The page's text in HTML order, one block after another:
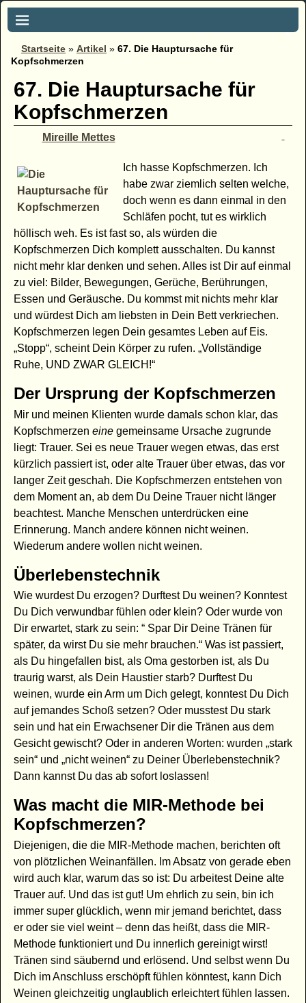
Startseite » Artikel » 67. Die Hauptursache für
Kopfschmerzen
67. Die Hauptursache für
Kopfschmerzen
Mireille Mettes
Ich hasse Kopfschmerzen. Ich
habe zwar ziemlich selten welche,
doch wenn es dann einmal in den
Schläfen pocht, tut es wirklich
höllisch weh. Es ist fast so, als würden die
Kopfschmerzen Dich komplett ausschalten. Du kannst
nicht mehr klar denken und sehen. Alles ist Dir auf einmal
zu viel: Bilder, Bewegungen, Gerüche, Berührungen,
Essen und Geräusche. Du kommst mit nichts mehr klar
und würdest Dich am liebsten in Dein Bett verkriechen.
Kopfschmerzen legen Dein gesamtes Leben auf Eis.
„Stopp“, scheint Dein Körper zu rufen. „Vollständige
Ruhe, UND ZWAR GLEICH!“
Der Ursprung der Kopfschmerzen
Mir und meinen Klienten wurde damals schon klar, das
Kopfschmerzen eine gemeinsame Ursache zugrunde
liegt: Trauer. Sei es neue Trauer wegen etwas, das erst
kürzlich passiert ist, oder alte Trauer über etwas, das vor
langer Zeit geschah. Die Kopfschmerzen entstehen von
dem Moment an, ab dem Du Deine Trauer nicht länger
beachtest. Manche Menschen unterdrücken eine
Erinnerung. Manch andere können nicht weinen.
Wiederum andere wollen nicht weinen.
Überlebenstechnik
Wie wurdest Du erzogen? Durftest Du weinen? Konntest
Du Dich verwundbar fühlen oder klein? Oder wurde von
Dir erwartet, stark zu sein: “ Spar Dir Deine Tränen für
später, da wirst Du sie mehr brauchen.“ Was ist passiert,
als Du hingefallen bist, als Oma gestorben ist, als Du
traurig warst, als Dein Haustier starb? Durftest Du
weinen, wurde ein Arm um Dich gelegt, konntest Du Dich
auf jemandes Schoß setzen? Oder musstest Du stark
sein und hat ein Erwachsener Dir die Tränen aus dem
Gesicht gewischt? Oder in anderen Worten: wurden „stark
sein“ und „nicht weinen“ zu Deiner Überlebenstechnik?
Dann kannst Du das ab sofort loslassen!
Was macht die MIR-Methode bei
Kopfschmerzen?
Diejenigen, die die MIR-Methode machen, berichten oft
von plötzlichen Weinanfällen. Im Absatz von gerade eben
wird auch klar, warum das so ist: Du arbeitest Deine alte
Trauer auf. Und das ist gut! Um ehrlich zu sein, bin ich
immer super glücklich, wenn mir jemand berichtet, dass
er oder sie viel weint – denn das heißt, dass die MIR-
Methode funktioniert und Du innerlich gereinigt wirst!
Tränen sind säubernd und erlösend. Und selbst wenn Du
Dich im Anschluss erschöpft fühlen könntest, kann Dich
Weinen gleichzeitig unglaublich erleichtert fühlen lassen.